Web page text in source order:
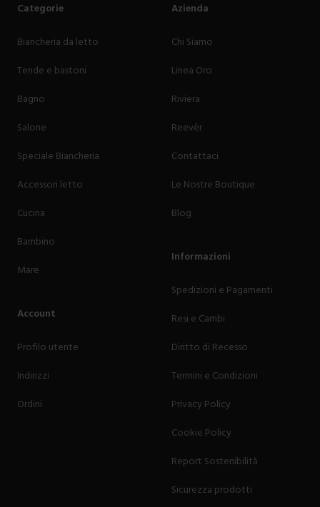
Categorie
Biancheria da letto
Tende e bastoni
Bagno
Salone
Speciale Biancheria
Accessori letto
Cucina
Bambino
Mare
Account
Profilo utente
Indirizzi
Ordini
Azienda
Chi Siamo
Linea Oro
Riviera
Reevèr
Contattaci
Le Nostre Boutique
Blog
Informazioni
Spedizioni e Pagamenti
Resi e Cambi
Diritto di Recesso
Termini e Condizioni
Privacy Policy
Cookie Policy
Report Sostenibilità
Sicurezza prodotti